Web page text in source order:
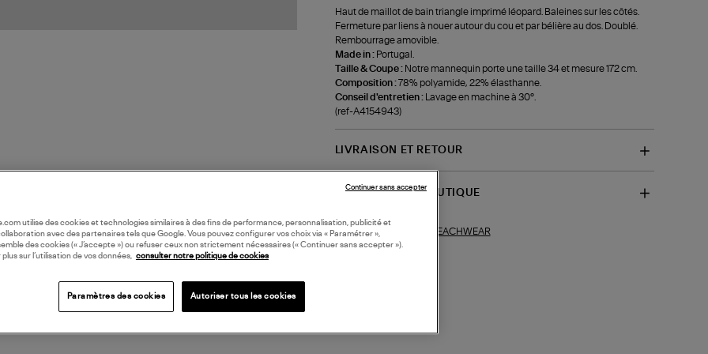
Haut de maillot de bain triangle imprimé léopard. Baleines sur les côtés.
Fermeture par liens à nouer autour du cou et par bélière au dos. Doublé.
Rembourrage amovible.
Made in : Portugal.
Taille & Coupe : Notre mannequin porte une taille 34 et mesure 172 cm.
Composition :78% polyamide, 22% élasthanne.
Conseil d'entretien :
Lavage en machine à 30°.
(ref-A4154943)
LIVRAISON ET RETOUR
DISPONIBILITÉ BOUTIQUE
Collections similaires : BEACHWEAR
utilise des cookies et technologies similaires à des fins de performance, personnalisation, publicité et
avec des partenaires tels que Google. Vous pouvez configurer vos choix via « Paramétrer »,
des cookies (« J’accepte ») ou refuser ceux non strictement nécessaires (« Continuer sans accepter »).
plus sur l’utilisation de vos données,
consulter notre politique de cookies
Paramètres des cookies Autoriser tous les cookies
Continuer sans accepter